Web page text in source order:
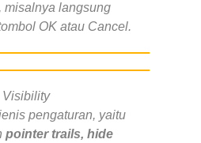
misalnya langsung
OK atau Cancel.
Visibility
pengaturan, yaitu
pointer trails, hide